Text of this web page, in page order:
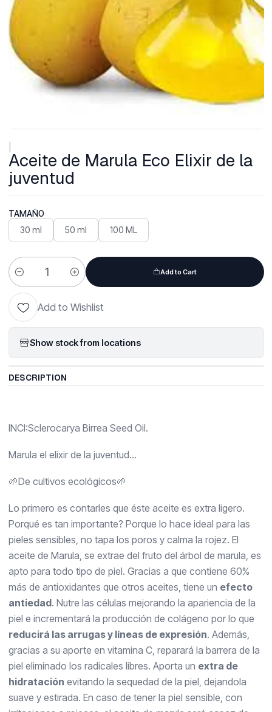
Aceite de Marula Eco Elixir de la
juventud
TAMAÑO
30 ml 50 ml 100 ML
Quantity
Add to Cart
Add to Wishlist
Show stock from locations
DESCRIPTION
INCI:Sclerocarya Birrea Seed Oil.
Marula el elixir de la juventud...
🌱De cultivos ecológicos🌱
Lo primero es contarles que éste aceite es extra ligero.
Porqué es tan importante? Porque lo hace ideal para las
pieles sensibles, no tapa los poros y calma la rojez. El
aceite de Marula, se extrae del fruto del árbol de marula, es
apto para todo tipo de piel. Gracias a que contiene 60%
más de antioxidantes que otros aceites, tiene un efecto
antiedad. Nutre las células mejorando la apariencia de la
piel e incrementará la producción de colágeno por lo que
reducirá las arrugas y líneas de expresión. Además,
gracias a su aporte en vitamina C, reparará la barrera de la
piel eliminado los radicales libres. Aporta un extra de
hidratación evitando la sequedad de la piel, dejandola
suave y estirada. En caso de tener la piel sensible, con